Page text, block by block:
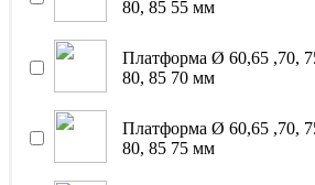
80, 85 55 мм
Платформа Ø 60,65 ,70,
80, 85 70 мм
Платформа Ø 60,65 ,70,
80, 85 75 мм